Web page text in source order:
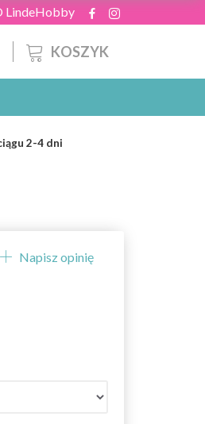
LindeHobby
KOSZYK
2-4 dni
Napisz opinię